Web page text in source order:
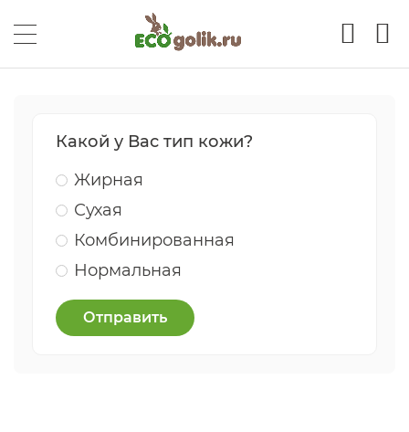
Какой у Вас тип кожи?
Жирная
Сухая
Комбинированная
Нормальная
Отправить